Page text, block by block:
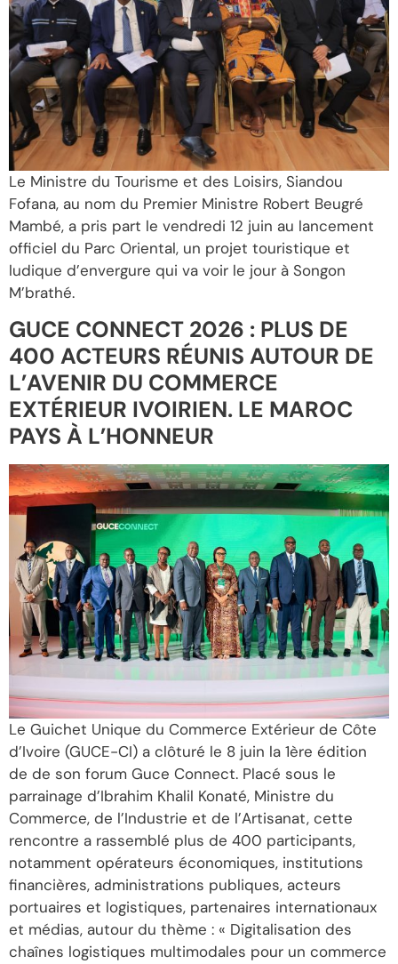
Le Ministre du Tourisme et des Loisirs, Siandou
Fofana, au nom du Premier Ministre Robert Beugré
Mambé, a pris part le vendredi 12 juin au lancement
officiel du Parc Oriental, un projet touristique et
ludique d’envergure qui va voir le jour à Songon
M’brathé.
GUCE CONNECT 2026 : PLUS DE
400 ACTEURS RÉUNIS AUTOUR DE
L’AVENIR DU COMMERCE
EXTÉRIEUR IVOIRIEN. LE MAROC
PAYS À L’HONNEUR
Le Guichet Unique du Commerce Extérieur de Côte
d’Ivoire (GUCE-CI) a clôturé le 8 juin la 1ère édition
de de son forum Guce Connect. Placé sous le
parrainage d’Ibrahim Khalil Konaté, Ministre du
Commerce, de l’Industrie et de l’Artisanat, cette
rencontre a rassemblé plus de 400 participants,
notamment opérateurs économiques, institutions
financières, administrations publiques, acteurs
portuaires et logistiques, partenaires internationaux
et médias, autour du thème : « Digitalisation des
chaînes logistiques multimodales pour un commerce